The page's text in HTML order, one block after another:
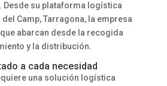
Desde su plataforma logística
del Camp, Tarragona, la empresa
abarcan desde la recogida
y la distribución.
a cada necesidad
una solución logística